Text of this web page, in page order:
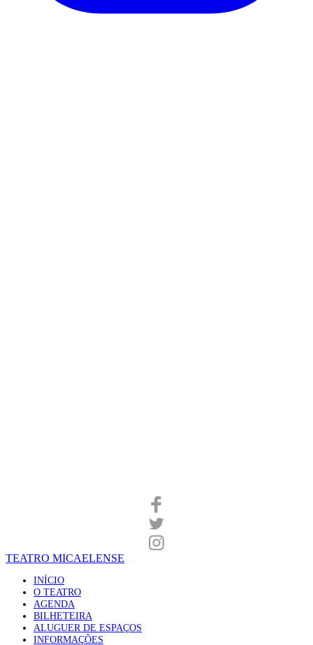
TEATRO MICAELENSE
INÍCIO
O TEATRO
AGENDA
BILHETEIRA
ALUGUER DE ESPAÇOS
INFORMAÇÕES